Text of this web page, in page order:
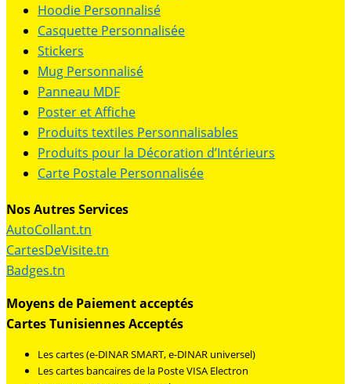
Hoodie Personnalisé
Casquette Personnalisée
Stickers
Mug Personnalisé
Panneau MDF
Poster et Affiche
Produits textiles Personnalisables
Produits pour la Décoration d’Intérieurs
Carte Postale Personnalisée
Nos Autres Services
AutoCollant.tn
CartesDeVisite.tn
Badges.tn
Moyens de Paiement acceptés
Cartes Tunisiennes Acceptés
Les cartes (e-DINAR SMART, e-DINAR universel)
Les cartes bancaires de la Poste VISA Electron